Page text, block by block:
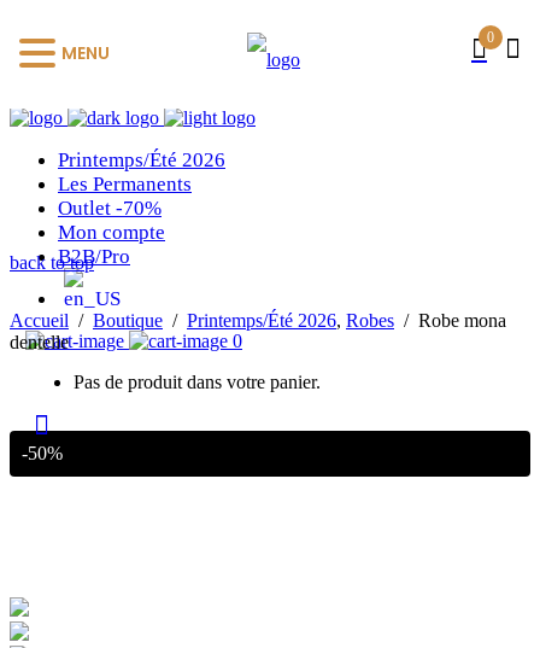
Printemps/Été 2026
Les Permanents
Outlet -70%
Mon compte
B2B/Pro
0
Pas de produit dans votre panier.
back to top
Accueil / Boutique / Printemps/Été 2026, Robes / Robe mona
dentelle
-50%
0
MENU